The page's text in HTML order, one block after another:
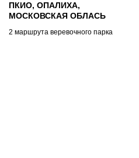
ПКИО, ОПАЛИХА,
МОСКОВСКАЯ ОБЛАСЬ
2 маршрута веревочного парка